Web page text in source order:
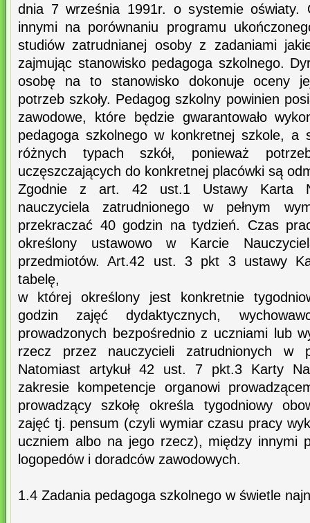
dnia 7 września 1991r. o systemie oświaty.
innymi na porównaniu programu
studiów zatrudnianej osoby z zadaniami
zajmując stanowisko pedagoga szkolnego.
osobę na to stanowisko dokonuje oceny
potrzeb szkoły. Pedagog szkolny powinien
zawodowe, które będzie gwarantowało
pedagoga szkolnego w konkretnej szkole, a
różnych typach szkół, ponieważ
uczęszczających do konkretnej placówki są
Zgodnie z art. 42 ust.1 Ustawy Karta
nauczyciela zatrudnionego w pełnym
przekraczać 40 godzin na tydzień. Czas
określony ustawowo w Karcie
przedmiotów. Art.42 ust. 3 pkt 3 ustawy
tabelę,
w której określony jest konkretnie
godzin zajęć dydaktycznych,
prowadzonych bezpośrednio z uczniami lub
rzecz przez nauczycieli zatrudnionych w
Natomiast artykuł 42 ust. 7 pkt.3 Karty
zakresie kompetencje organowi
prowadzący szkołę określa tygodniowy
zajęć tj. pensum (czyli wymiar czasu pracy
uczniem albo na jego rzecz), między innymi
logopedów i doradców zawodowych.
1.4 Zadania pedagoga szkolnego w świetle